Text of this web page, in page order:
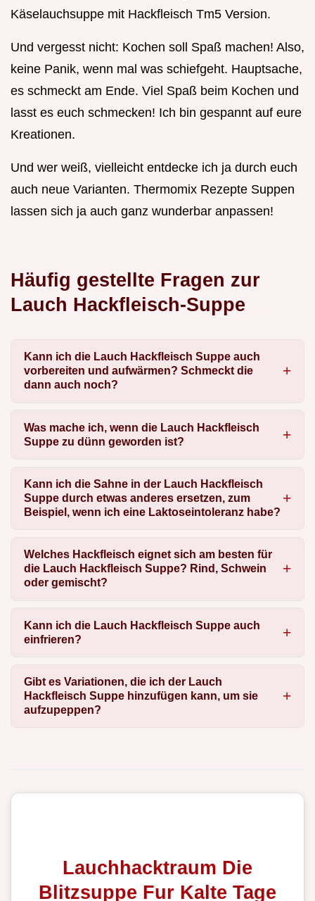
Käselauchsuppe mit Hackfleisch Tm5 Version.
Und vergesst nicht: Kochen soll Spaß machen! Also,
keine Panik, wenn mal was schiefgeht. Hauptsache,
es schmeckt am Ende. Viel Spaß beim Kochen und
lasst es euch schmecken! Ich bin gespannt auf eure
Kreationen.
Und wer weiß, vielleicht entdecke ich ja durch euch
auch neue Varianten. Thermomix Rezepte Suppen
lassen sich ja auch ganz wunderbar anpassen!
Häufig gestellte Fragen zur
Lauch Hackfleisch-Suppe
Kann ich die Lauch Hackfleisch Suppe auch
vorbereiten und aufwärmen? Schmeckt die
dann auch noch?
Was mache ich, wenn die Lauch Hackfleisch
Suppe zu dünn geworden ist?
Kann ich die Sahne in der Lauch Hackfleisch
Suppe durch etwas anderes ersetzen, zum
Beispiel, wenn ich eine Laktoseintoleranz habe?
Welches Hackfleisch eignet sich am besten für
die Lauch Hackfleisch Suppe? Rind, Schwein
oder gemischt?
Kann ich die Lauch Hackfleisch Suppe auch
einfrieren?
Gibt es Variationen, die ich der Lauch
Hackfleisch Suppe hinzufügen kann, um sie
aufzupeppen?
Lauchhacktraum Die
Blitzsuppe Fur Kalte Tage